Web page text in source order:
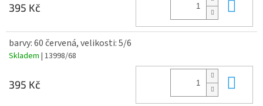
395 Kč
barvy: 60 červená, velikosti: 5/6
Skladem | 13998/68
395 Kč